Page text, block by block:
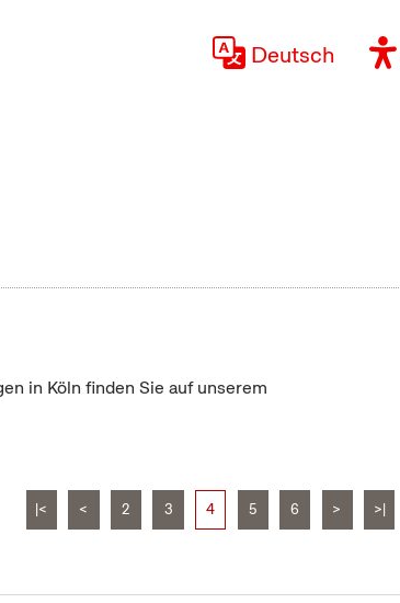
Deutsch
in Köln finden Sie auf unserem
|< < 2 3 4 5 6 > >|